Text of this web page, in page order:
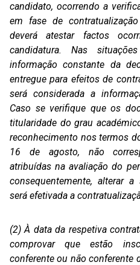
candidato, ocorrendo a
em fase de
deverá atestar factos
candidatura. Nas
informação constante da
entregue para efeitos de
será considerada a
Caso se verifique que os
titularidade do grau
reconhecimento nos termos
16 de agosto, não
atribuídas na avaliação do
consequentemente, alterar
será efetivada a
(2) À data da respetiva
comprovar que estão
conferente ou não conferente